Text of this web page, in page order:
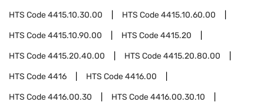
HTS Code4415.10.30.00 HTS Code4415.10.60.00
HTS Code4415.10.90.00 HTS Code4415.20
HTS Code4415.20.40.00 HTS Code4415.20.80.00
HTS Code4416 HTS Code4416.00
HTS Code4416.00.30 HTS Code4416.00.30.10